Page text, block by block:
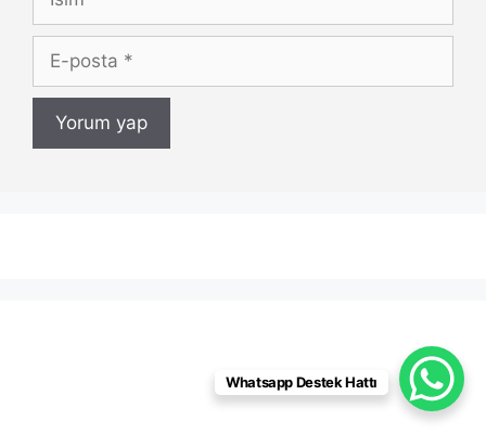
posta
Whatsapp Destek Hattı